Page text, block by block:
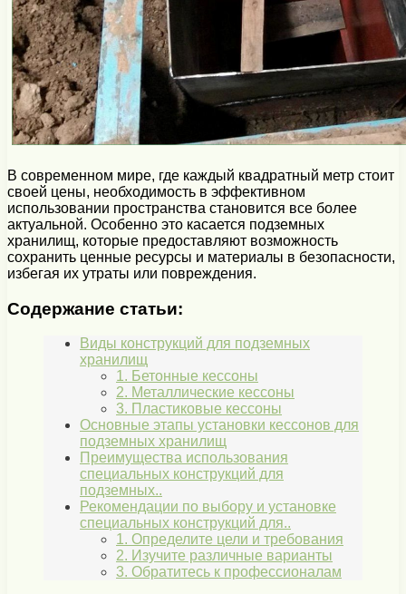
В современном мире, где каждый квадратный метр стоит
своей цены, необходимость в эффективном
использовании пространства становится все более
актуальной. Особенно это касается подземных
хранилищ, которые предоставляют возможность
сохранить ценные ресурсы и материалы в безопасности,
избегая их утраты или повреждения.
Содержание статьи:
Виды конструкций для подземных
хранилищ
1. Бетонные кессоны
2. Металлические кессоны
3. Пластиковые кессоны
Основные этапы установки кессонов для
подземных хранилищ
Преимущества использования
специальных конструкций для
подземных..
Рекомендации по выбору и установке
специальных конструкций для..
1. Определите цели и требования
2. Изучите различные варианты
3. Обратитесь к профессионалам